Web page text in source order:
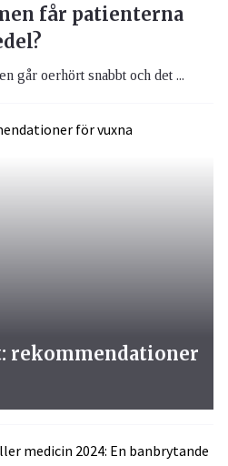
får patienterna
går oerhört snabbt och det ...
rekommendationer